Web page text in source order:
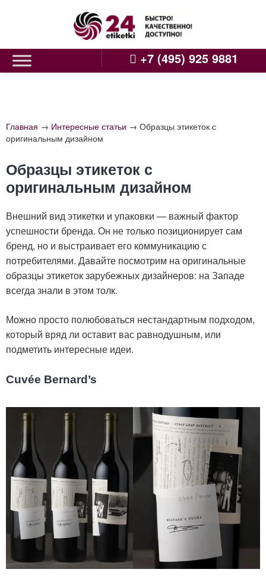
+7 (495) 925 9881
Главная → Интересные статьи → Образцы этикеток с
оригинальным дизайном
Образцы этикеток с
оригинальным дизайном
Внешний вид этикетки и упаковки — важный фактор
успешности бренда. Он не только позиционирует сам
бренд, но и выстраивает его коммуникацию с
потребителями. Давайте посмотрим на оригинальные
образцы этикеток зарубежных дизайнеров: на Западе
всегда знали в этом толк.
Можно просто полюбоваться нестандартным подходом,
который вряд ли оставит вас равнодушным, или
подметить интересные идеи.
Cuvée Bernard’s